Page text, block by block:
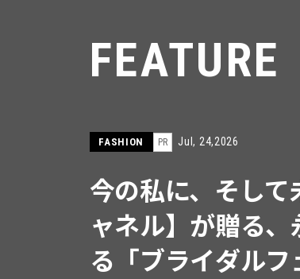
FEATURE
FASHION PR Jul, 15,2026
【ICB】人気イン
同制作! 週5で着
ウス」２選